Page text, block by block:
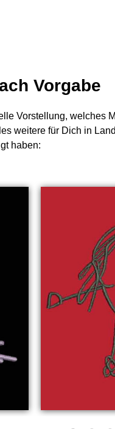
Vorgabe
Vorstellung, welches
weitere für Dich in
haben: